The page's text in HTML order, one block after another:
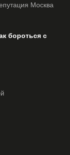
бороться с
Москва